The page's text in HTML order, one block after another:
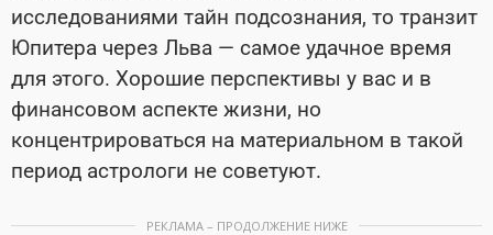
исследованиями тайн подсознания, то транзит
Юпитера через Льва — самое удачное время
для этого. Хорошие перспективы у вас и в
финансовом аспекте жизни, но
концентрироваться на материальном в такой
период астрологи не советуют.
РЕКЛАМА – ПРОДОЛЖЕНИЕ НИЖЕ